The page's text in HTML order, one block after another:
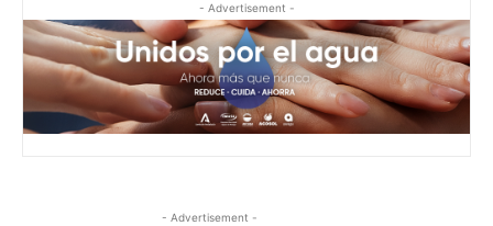
- Advertisement -
- Advertisement -